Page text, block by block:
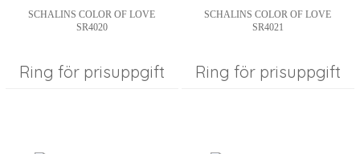
SCHALINS COLOR OF LOVE
SR4020
Ring för prisuppgift
SCHALINS COLOR OF LOVE
SR4021
Ring för prisuppgift